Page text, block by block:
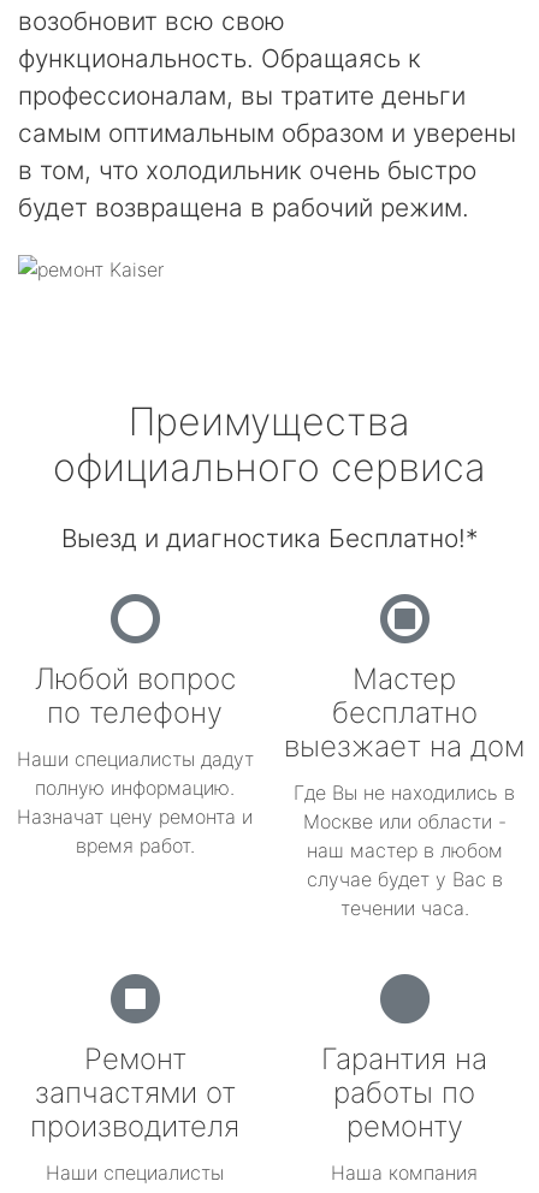
возобновит всю свою
функциональность. Обращаясь к
профессионалам, вы тратите деньги
самым оптимальным образом и уверены
в том, что холодильник очень быстро
будет возвращена в рабочий режим.
Преимущества
официального сервиса
Выезд и диагностика Бесплатно!*
Любой вопрос
по телефону
Наши специалисты дадут
полную информацию.
Назначат цену ремонта и
время работ.
Мастер
бесплатно
выезжает на дом
Где Вы не находились в
Москве или области -
наш мастер в любом
случае будет у Вас в
течении часа.
Ремонт
запчастями от
производителя
Наши специалисты
Гарантия на
работы по
ремонту
Наша компания